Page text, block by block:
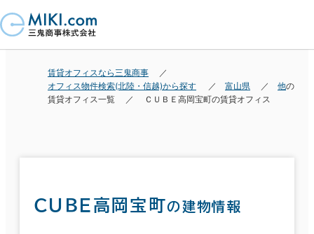
賃貸オフィスなら三鬼商事
オフィス物件検索(北陸・信越)から探す
富山県 他の
賃貸オフィス一覧
ＣＵＢＥ高岡宝町の賃貸オフィス
ＣＵＢＥ高岡宝町の建物情報